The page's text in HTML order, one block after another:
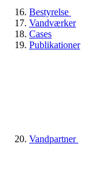
Bestyrelse
Vandværker
Cases
Publikationer
Vandpartner